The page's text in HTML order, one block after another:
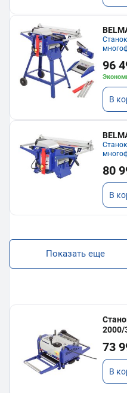
96
В
80
В
Показать еще
2000/
73
В